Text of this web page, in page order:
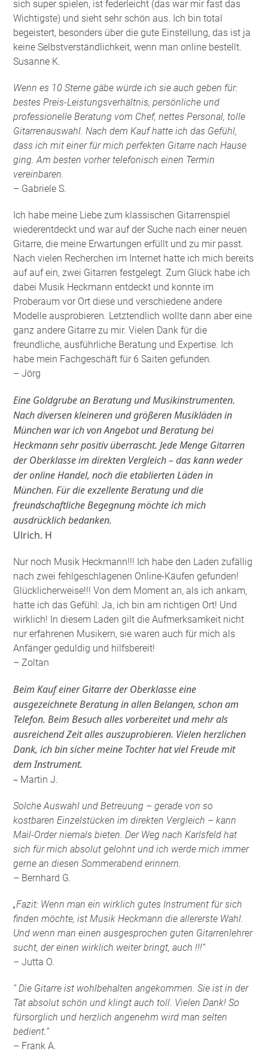
sich super spielen, ist federleicht (das war mir fast das
Wichtigste) und sieht sehr schön aus. Ich bin total
begeistert, besonders über die gute Einstellung, das ist ja
keine Selbstverständlichkeit, wenn man online bestellt.
Susanne K.
Wenn es 10 Sterne gäbe würde ich sie auch geben für:
bestes Preis-Leistungsverhältnis, persönliche und
professionelle Beratung vom Chef, nettes Personal, tolle
Gitarrenauswahl. Nach dem Kauf hatte ich das Gefühl,
dass ich mit einer für mich perfekten Gitarre nach Hause
ging. Am besten vorher telefonisch einen Termin
vereinbaren.
– Gabriele S.
Ich habe meine Liebe zum klassischen Gitarrenspiel
wiederentdeckt und war auf der Suche nach einer neuen
Gitarre, die meine Erwartungen erfüllt und zu mir passt.
Nach vielen Recherchen im Internet hatte ich mich bereits
auf auf ein, zwei Gitarren festgelegt. Zum Glück habe ich
dabei Musik Heckmann entdeckt und konnte im
Proberaum vor Ort diese und verschiedene andere
Modelle ausprobieren. Letztendlich wollte dann aber eine
ganz andere Gitarre zu mir. Vielen Dank für die
freundliche, ausführliche Beratung und Expertise. Ich
habe mein Fachgeschäft für 6 Saiten gefunden
– Jörg
Eine Goldgrube an Beratung und Musikinstrumenten.
Nach diversen kleineren und größeren Musikläden in
München war ich von Angebot und Beratung bei
Heckmann sehr positiv überrascht. Jede Menge Gitarren
der Oberklasse im direkten Vergleich – das kann weder
der online Handel, noch die etablierten Läden in
München. Für die exzellente Beratung und die
freundschaftliche Begegnung möchte ich mich
ausdrücklich bedanken.
Ulrich. H
Nur noch Musik Heckmann!!! Ich habe den Laden zufällig
nach zwei fehlgeschlagenen Online-Käufen gefunden!
Glücklicherweise!!! Von dem Moment an, als ich ankam,
hatte ich das Gefühl: Ja, ich bin am richtigen Ort! Und
wirklich! In diesem Laden gilt die Aufmerksamkeit nicht
nur erfahrenen Musikern, sie waren auch für mich als
Anfänger geduldig und hilfsbereit!
– Zoltan
Beim Kauf einer Gitarre der Oberklasse eine
ausgezeichnete Beratung in allen Belangen, schon am
Telefon. Beim Besuch alles vorbereitet und mehr als
ausreichend Zeit alles auszuprobieren. Vielen herzlichen
Dank, ich bin sicher meine Tochter hat viel Freude mit
dem Instrument.
– Martin J.
Solche Auswahl und Betreuung – gerade von so
kostbaren Einzelstücken im direkten Vergleich – kann
Mail-Order niemals bieten. Der Weg nach Karlsfeld hat
sich für mich absolut gelohnt und ich werde mich immer
gerne an diesen Sommerabend erinnern.
– Bernhard G.
„Fazit: Wenn man ein wirklich gutes Instrument für sich
finden möchte, ist Musik Heckmann die allererste Wahl.
Und wenn man einen ausgesprochen guten Gitarrenlehrer
sucht, der einen wirklich weiter bringt, auch !!!“
– Jutta O.
“ Die Gitarre ist wohlbehalten angekommen. Sie ist in der
Tat absolut schön und klingt auch toll. Vielen Dank! So
fürsorglich und herzlich angenehm wird man selten
bedient.“
– Frank A.